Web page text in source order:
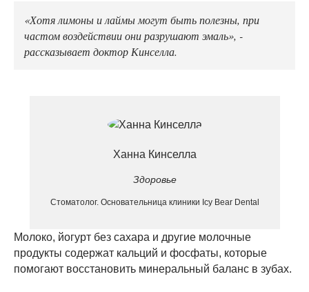
«Хотя лимоны и лаймы могут быть полезны, при
частом воздействии они разрушают эмаль», -
рассказывает доктор Кинселла.
Ханна Кинселла
Здоровье
Стоматолог. Основательница клиники Icy Bear Dental
Молоко, йогурт без сахара и другие молочные
продукты содержат кальций и фосфаты, которые
помогают восстановить минеральный баланс в зубах.